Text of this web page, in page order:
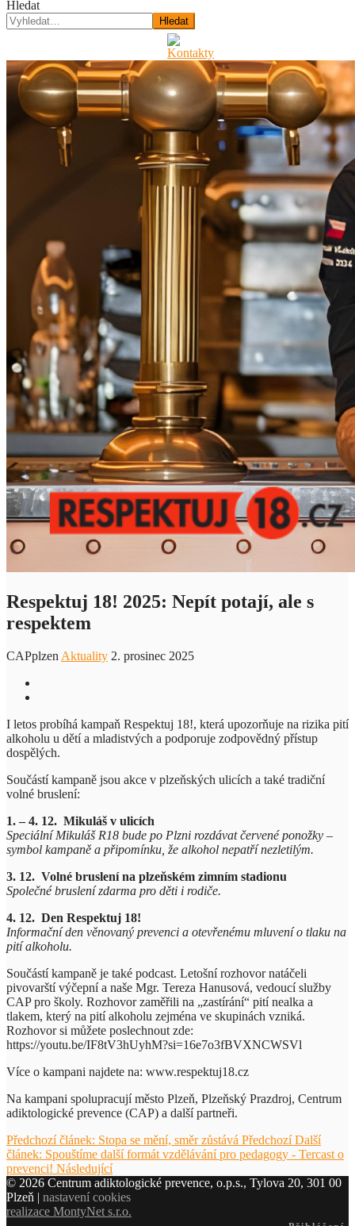
Hledat
Hledat
Respektuj 18! 2025: Nepít potají, ale s
respektem
CAPplzenAktuality 2. prosinec 2025
I letos probíhá kampaň Respektuj 18!, která upozorňuje na rizika pití
alkoholu u dětí a mladistvých a podporuje zodpovědný přístup
dospělých.
Součástí kampaně jsou akce v plzeňských ulicích a také tradiční
volné bruslení:
1. – 4. 12. Mikuláš v ulicích
Speciální Mikuláš R18 bude po Plzni rozdávat červené ponožky –
symbol kampaně a připomínku, že alkohol nepatří nezletilým.
3. 12. Volné bruslení na plzeňském zimním stadionu
Společné bruslení zdarma pro děti i rodiče.
4. 12. Den Respektuj 18!
Informační den věnovaný prevenci a otevřenému mluvení o tlaku na
pití alkoholu.
Součástí kampaně je také podcast. Letošní rozhovor natáčeli
pivovarští výčepní a naše Mgr. Tereza Hanusová, vedoucí služby
CAP pro školy. Rozhovor zaměřili na „zastírání“ pití nealka a
tlakem, který na pití alkoholu zejména ve skupinách vzniká.
Rozhovor si můžete poslechnout zde:
https://youtu.be/IF8tV3hUyhM?si=16e7o3fBVXNCWSVl
Více o kampani najdete na: www.respektuj18.cz
Na kampani spolupracují město Plzeň, Plzeňský Prazdroj, Centrum
adiktologické prevence (CAP) a další partneři.
Předchozí článek: Stopa se mění, směr zůstává Předchozí Další
článek: Spouštíme další formát vzdělávání pro pedagogy - Tercast o
prevenci! Následující
© 2026 Centrum adiktologické prevence, o.p.s., Tylova 20, 301 00
Plzeň | nastavení cookies
realizace MontyNet s.r.o.